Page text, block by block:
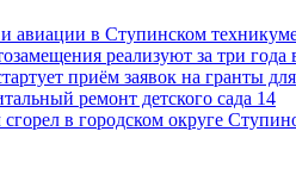
авиации в Ступинском
реализуют за три года
приём заявок на гранты
ремонт детского сада 14
в городском округе